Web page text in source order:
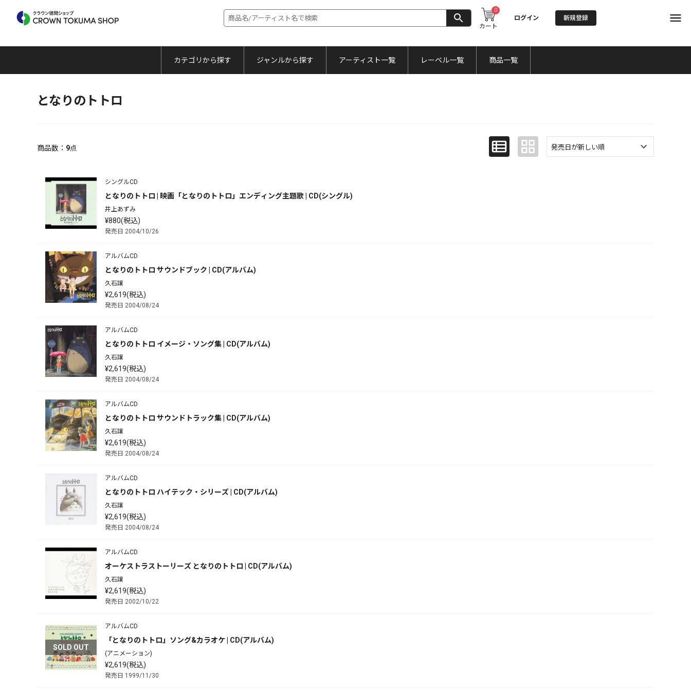
カート
0
ログイン 新規登録
カテゴリから探す ジャンルから探す アーティスト一覧 レーベル一覧 商品一覧
となりのトトロ
商品数： 9点
シングルCD
となりのトトロ | 映画「となりのトトロ」エンディング主題歌 | CD(シングル)
井上あずみ
¥880(税込)
発売日 2004/10/26
アルバムCD
となりのトトロ サウンドブック | CD(アルバム)
久石譲
¥2,619(税込)
発売日 2004/08/24
アルバムCD
となりのトトロ イメージ・ソング集 | CD(アルバム)
久石譲
¥2,619(税込)
発売日 2004/08/24
アルバムCD
となりのトトロ サウンドトラック集 | CD(アルバム)
久石譲
¥2,619(税込)
発売日 2004/08/24
アルバムCD
となりのトトロ ハイテック・シリーズ | CD(アルバム)
久石譲
¥2,619(税込)
発売日 2004/08/24
アルバムCD
オーケストラストーリーズ となりのトトロ | CD(アルバム)
久石譲
¥2,619(税込)
発売日 2002/10/22
SOLD OUT
アルバムCD
「となりのトトロ」ソング&カラオケ | CD(アルバム)
(アニメーション)
¥2,619(税込)
発売日 1999/11/30